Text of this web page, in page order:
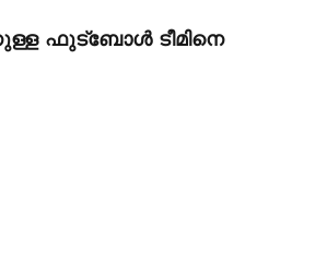
ഫുട്‌ബോൾ ടീമിനെ